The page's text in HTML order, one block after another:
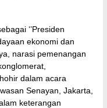
‘’Presiden
ekonomi dan
narasi pemenangan
dalam acara
Senayan, Jakarta,
keterangan